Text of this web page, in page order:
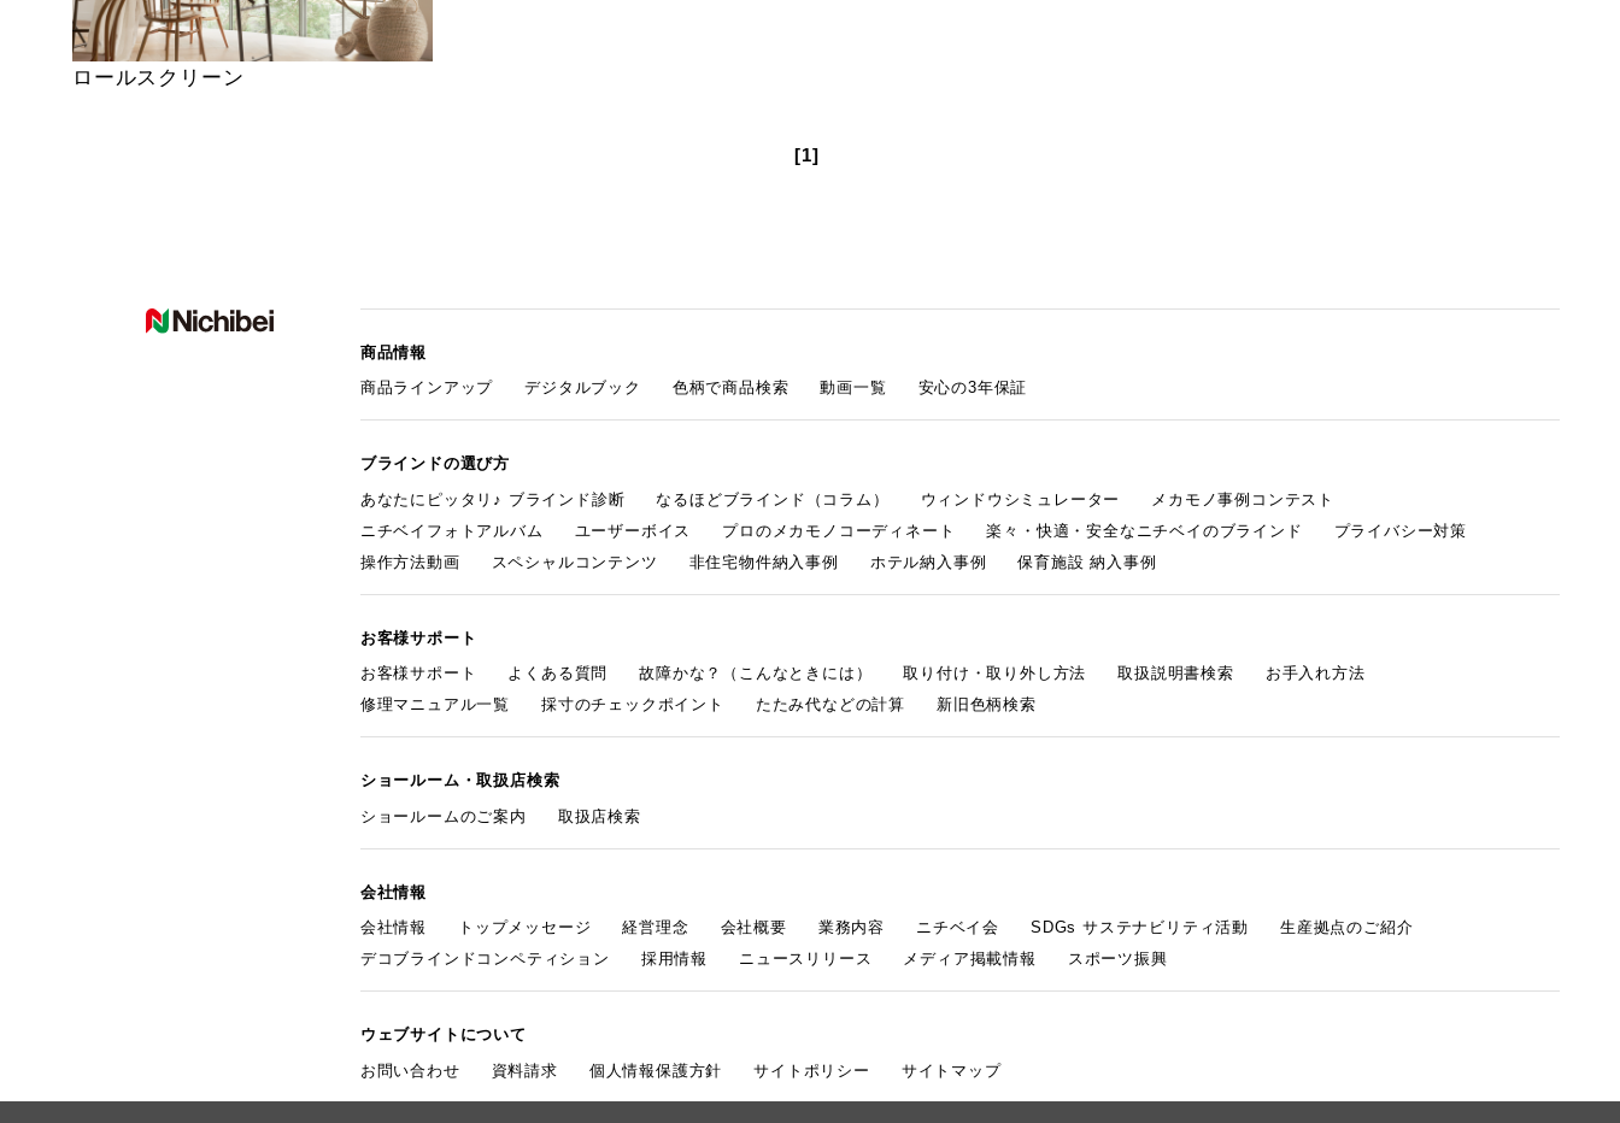
ロールスクリーン
[1]
商品情報
商品ラインアップ
デジタルブック 色柄で商品検索 動画一覧 安心の3年保証
ブラインドの選び方
あなたにピッタリ♪ ブラインド診断
なるほどブラインド（コラム） ウィンドウシミュレーター
メカモノ事例コンテスト
ニチベイフォトアルバム
ユーザーボイス プロのメカモノコーディネート 楽々・快適・安全なニチベイのブラインド
プライバシー対策
操作方法動画
スペシャルコンテンツ 非住宅物件納入事例 ホテル納入事例 保育施設 納入事例
お客様サポート
お客様サポート
よくある質問 故障かな？（こんなときには） 取り付け・取り外し方法 取扱説明書検索
お手入れ方法
修理マニュアル一覧
採寸のチェックポイント たたみ代などの計算 新旧色柄検索
ショールーム・取扱店検索
ショールームのご案内
取扱店検索
会社情報
会社情報
トップメッセージ 経営理念 会社概要 業務内容 ニチベイ会 SDGs サステナビリティ活動
生産拠点のご紹介
デコブラインドコンペティション
採用情報 ニュースリリース メディア掲載情報 スポーツ振興
ウェブサイトについて
お問い合わせ
資料請求 個人情報保護方針 サイトポリシー サイトマップ